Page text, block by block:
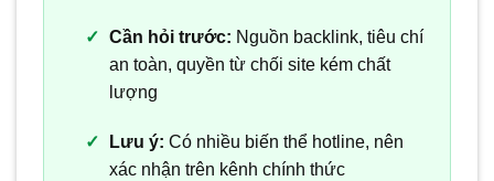
Cần hỏi trước: Nguồn backlink, tiêu chí
an toàn, quyền từ chối site kém chất
lượng
Lưu ý: Có nhiều biến thể hotline, nên
xác nhận trên kênh chính thức